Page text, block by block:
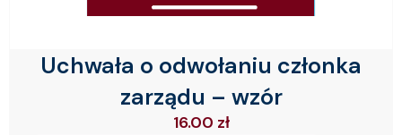
Uchwała o odwołaniu członka
zarządu – wzór
16.00 zł